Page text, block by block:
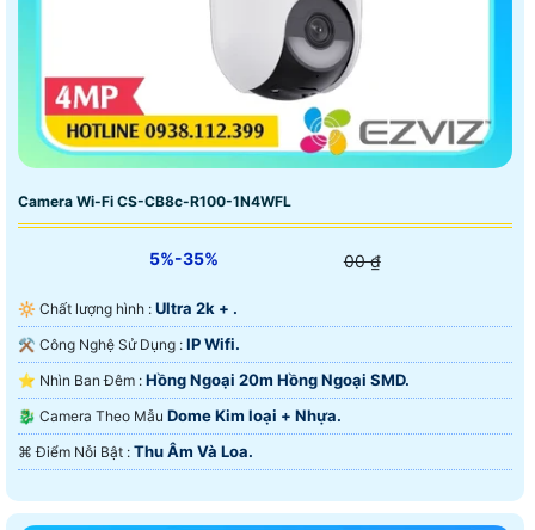
Camera Wi-Fi CS-CB8c-R100-1N4WFL
5%-35% 00 ₫
🔆 Chất lượng hình : Ultra 2k + .
⚒ Công Nghệ Sử Dụng : IP Wifi.
⭐ Nhìn Ban Đêm : Hồng Ngoại 20m Hồng Ngoại SMD.
🐉️ Camera Theo Mẫu Dome Kim loại + Nhựa.
️⌘ Điểm Nỗi Bật : Thu Âm Và Loa.